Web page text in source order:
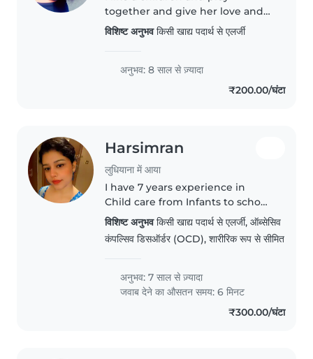
together and give her love and
take care of children
विशिष्ट अनुभवकिसी खाद्य पदार्थ से एलर्जी
अनुभव: 8 साल से ज़्यादा
₹200.00/घंटा
Harsimran
लुधियाना में आया
I have 7 years experience in
Child care from Infants to school
going child and i also have
knowledge of vaccinations and
canula implantation to the
knowledge..
विशिष्ट अनुभवकिसी खाद्य पदार्थ से एलर्जी, ऑब्सेसिव
कंपल्सिव डिसऑर्डर (OCD), शारीरिक रूप से सीमित
अनुभव: 7 साल से ज़्यादा
जवाब देने का औसतन समय: 6 मिनट
₹300.00/घंटा